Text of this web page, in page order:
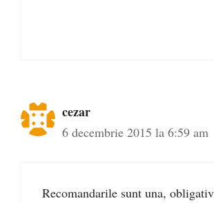
cezar
6 decembrie 2015 la 6:59 am
Recomandarile sunt una,